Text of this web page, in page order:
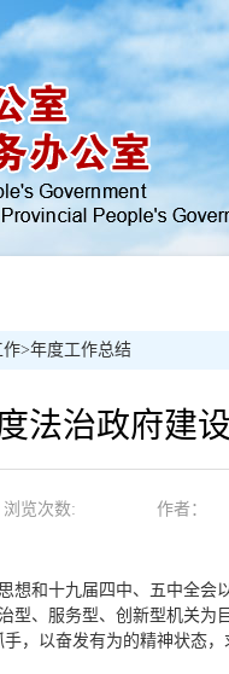
作>年度工作总结
法治政府建
浏览次数: 作者：
想和十九届四中、五中全
、服务型、创新型机关为
，以奋发有为的精神状态